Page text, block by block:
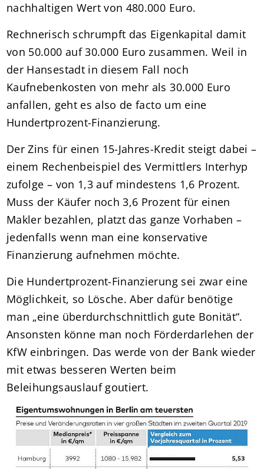
nachhaltigen Wert von 480.000 Euro.
Rechnerisch schrumpft das Eigenkapital damit
von 50.000 auf 30.000 Euro zusammen. Weil in
der Hansestadt in diesem Fall noch
Kaufnebenkosten von mehr als 30.000 Euro
anfallen, geht es also de facto um eine
Hundertprozent-Finanzierung.
Der Zins für einen 15-Jahres-Kredit steigt dabei –
einem Rechenbeispiel des Vermittlers Interhyp
zufolge – von 1,3 auf mindestens 1,6 Prozent.
Muss der Käufer noch 3,6 Prozent für einen
Makler bezahlen, platzt das ganze Vorhaben –
jedenfalls wenn man eine konservative
Finanzierung aufnehmen möchte.
Die Hundertprozent-Finanzierung sei zwar eine
Möglichkeit, so Lösche. Aber dafür benötige
man „eine überdurchschnittlich gute Bonität“.
Ansonsten könne man noch Förderdarlehen der
KfW einbringen. Das werde von der Bank wieder
mit etwas besseren Werten beim
Beleihungsauslauf goutiert.